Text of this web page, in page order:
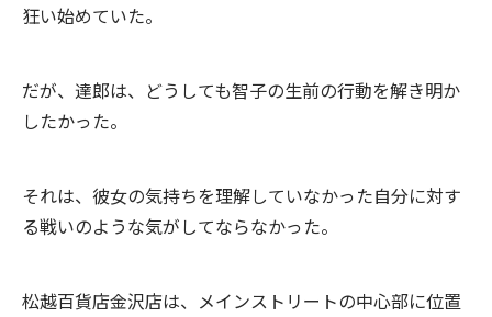
狂い始めていた。
だが、達郎は、どうしても智子の生前の行動を解き明か
したかった。
それは、彼女の気持ちを理解していなかった自分に対す
る戦いのような気がしてならなかった。
松越百貨店金沢店は、メインストリートの中心部に位置